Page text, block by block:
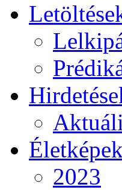
Életképek
2023